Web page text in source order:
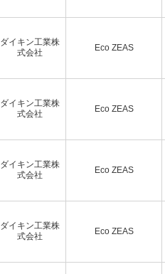
ダイキン工業株
式会社
Eco ZEAS
ダイキン工業株
式会社
Eco ZEAS
ダイキン工業株
式会社
Eco ZEAS
ダイキン工業株
式会社
Eco ZEAS